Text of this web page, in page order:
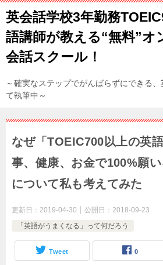
英会話学校3年勤務
語講師が教える“無料”オ
会話スクール！
～確実なステップでがんばらずにできる
て執筆中～
なぜ「TOEIC700以上の英
事、健康、お金で100%願い
について私も考えてみた
更新日： 2019-04-30 公開日： 2018-09-23
「英語がうまくなる」って何だろう
Tweet 0